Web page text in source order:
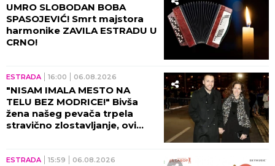
UMRO SLOBODAN BOBA
SPASOJEVIĆ! Smrt majstora
harmonike ZAVILA ESTRADU U
CRNO!
ESTRADA 16:00 06.08.2026
"NISAM IMALA MESTO NA
TELU BEZ MODRICE!" Bivša
žena našeg pevača trpela
stravično zlostavljanje, ovi
ESTRADA 15:59 06.08.2026